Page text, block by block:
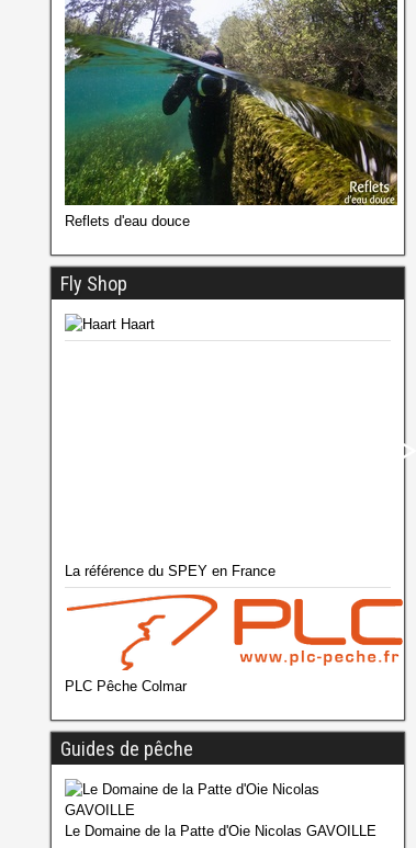
Reflets d'eau douce
Fly Shop
Haart
La référence du SPEY en France
PLC Pêche Colmar
Guides de pêche
Le Domaine de la Patte d'Oie Nicolas GAVOILLE